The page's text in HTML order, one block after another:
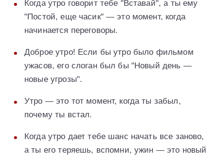
Когда утро говорит тебе "Вставай", а ты ему
"Постой, еще часик" — это момент, когда
начинается переговоры.
Доброе утро! Если бы утро было фильмом
ужасов, его слоган был бы "Новый день —
новые угрозы".
Утро — это тот момент, когда ты забыл,
почему ты встал.
Когда утро дает тебе шанс начать все заново,
а ты его теряешь, вспомни, ужин — это новый